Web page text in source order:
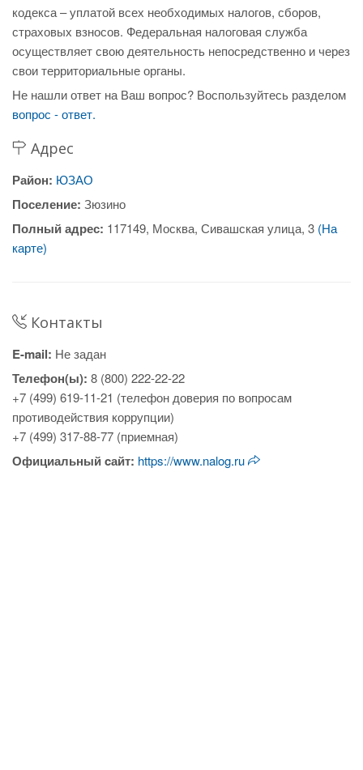
кодекса – уплатой всех необходимых налогов, сборов,
страховых взносов. Федеральная налоговая служба
осуществляет свою деятельность непосредственно и через
свои территориальные органы.
Не нашли ответ на Ваш вопрос? Воспользуйтесь разделом
вопрос - ответ.
Адрес
Район: ЮЗАО
Поселение: Зюзино
Полный адрес: 117149, Москва, Сивашская улица, 3 (На
карте)
Контакты
E-mail: Не задан
Телефон(ы): 8 (800) 222-22-22
+7 (499) 619-11-21 (телефон доверия по вопросам
противодействия коррупции)
+7 (499) 317-88-77 (приемная)
Официальный cайт: https://www.nalog.ru